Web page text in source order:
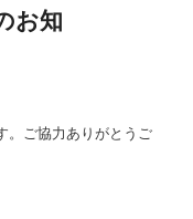
お知
。ご協力ありがとうご